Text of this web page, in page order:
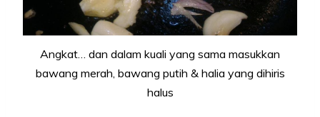
Angkat… dan dalam kuali yang sama masukkan
bawang merah, bawang putih & halia yang dihiris
halus